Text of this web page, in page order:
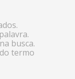
busca.
termo